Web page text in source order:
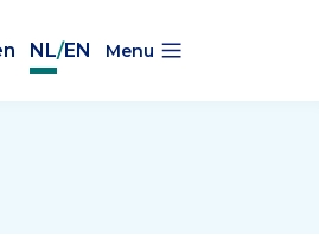
NL/EN Menu